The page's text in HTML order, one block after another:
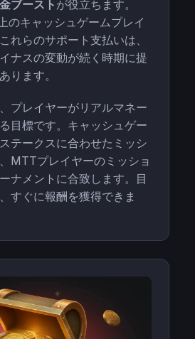
ブースト が役立ちます。
のキャッシュゲームプレイ
れらのサポート支払いは、
ナスの変動が続く時期に提
ります。
プレイヤーがリアルマネー
目標です。キャッシュゲー
テークスに合わせたミッシ
MTTプレイヤーのミッショ
ナメントに合致します。目
すぐに報酬を獲得できま